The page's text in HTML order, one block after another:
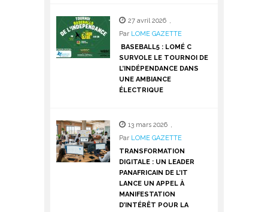
27 avril 2026 ,
Par LOME GAZETTE
BASEBALL5 : LOMÉ C
SURVOLE LE TOURNOI DE
L’INDÉPENDANCE DANS
UNE AMBIANCE
ÉLECTRIQUE
13 mars 2026 ,
Par LOME GAZETTE
TRANSFORMATION
DIGITALE : UN LEADER
PANAFRICAIN DE L’IT
LANCE UN APPEL À
MANIFESTATION
D’INTÉRÊT POUR LA